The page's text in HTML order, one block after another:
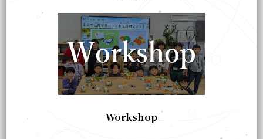
Workshop